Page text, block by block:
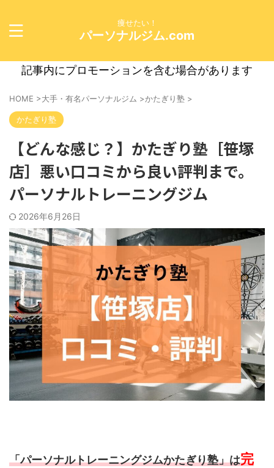
痩せたい！
パーソナルジム.com
記事内にプロモーションを含む場合があります
HOME >大手・有名パーソナルジム >かたぎり塾 >
かたぎり塾
【どんな感じ？】かたぎり塾［笹塚
店］悪い口コミから良い評判まで。
パーソナルトレーニングジム
2026年6月26日
「パーソナルトレーニングジムかたぎり塾」は完